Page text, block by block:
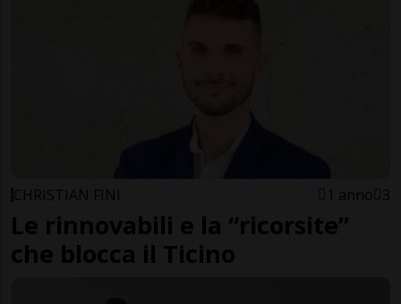
CHRISTIAN FINI 1 anno 3
Le rinnovabili e la “ricorsite”
che blocca il Ticino